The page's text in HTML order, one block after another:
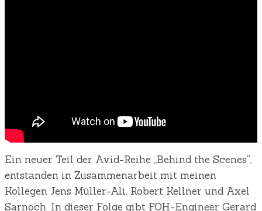
Ein neuer Teil der Avid-Reihe „Behind the Scenes“,
entstanden in Zusammenarbeit mit meinen
Kollegen Jens Müller-Ali, Robert Kellner und Axel
Sarnoch. In dieser Folge gibt FOH-Engineer Gerard